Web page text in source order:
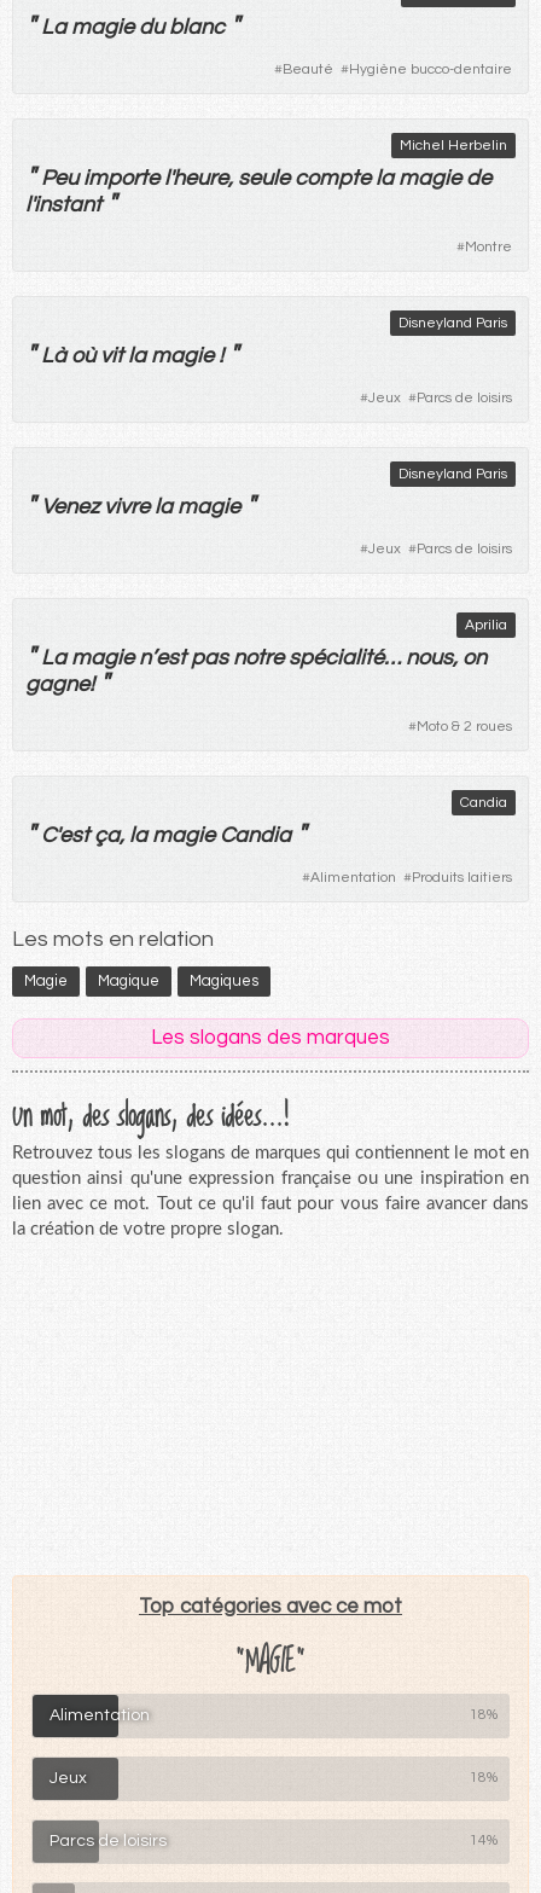
" La magie du blanc "
#Beauté #Hygiène bucco-dentaire
Michel Herbelin
" Peu importel'heure, seule compte la magie de
l'instant "
#Montre
Disneyland Paris
" Là où vit la magie! "
#Jeux #Parcs de loisirs
Disneyland Paris
" Venez vivre la magie "
#Jeux #Parcs de loisirs
Aprilia
" La magien’est pas notre spécialité… nous, on
gagne! "
#Moto & 2 roues
Candia
"C'est ça, la magieCandia "
#Alimentation #Produits laitiers
Les mots en relation
Magie Magique Magiques
Les slogans des marques
Un mot, des slogans, des idées...!
Retrouvez tous les slogans de marques qui contiennent le mot en
question ainsi qu'une expression française ou une inspiration en
lien avec ce mot. Tout ce qu'il faut pour vous faire avancer dans
la création de votre propre slogan.
Top catégories avec ce mot
"MAGIE"
Alimentation 18%
Jeux 18%
Parcs de loisirs 14%